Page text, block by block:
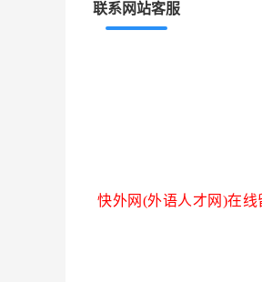
联系网站客服
快外网(外语人才网)在线